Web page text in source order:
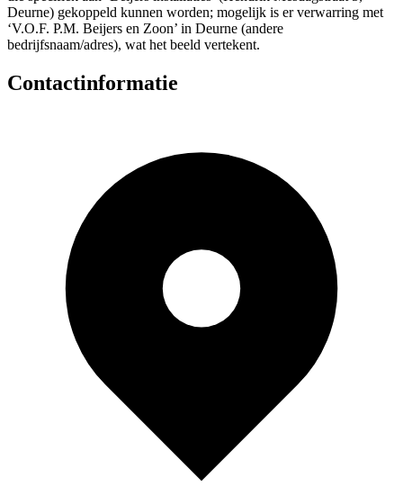
Deurne) gekoppeld kunnen worden; mogelijk is er verwarring met
‘V.O.F. P.M. Beijers en Zoon’ in Deurne (andere
bedrijfsnaam/adres), wat het beeld vertekent.
Contactinformatie